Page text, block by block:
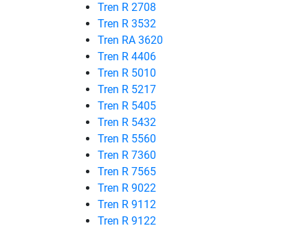
Tren R 2708
Tren R 3532
Tren RA 3620
Tren R 4406
Tren R 5010
Tren R 5217
Tren R 5405
Tren R 5432
Tren R 5560
Tren R 7360
Tren R 7565
Tren R 9022
Tren R 9112
Tren R 9122